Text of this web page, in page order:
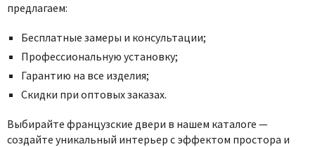
предлагаем:
Бесплатные замеры и консультации;
Профессиональную установку;
Гарантию на все изделия;
Скидки при оптовых заказах.
Выбирайте французские двери в нашем каталоге —
создайте уникальный интерьер с эффектом простора и